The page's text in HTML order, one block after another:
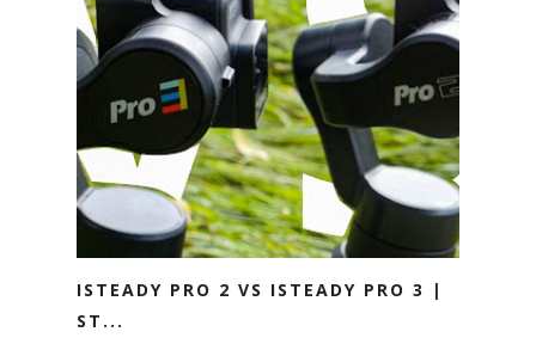
ISTEADY PRO 2 VS ISTEADY PRO 3 |
ST...